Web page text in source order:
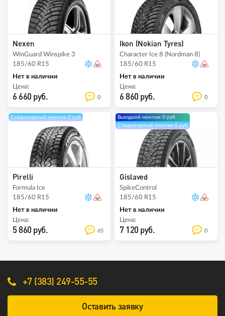
Nexen
WinGuard Winspike 3
185/60 R15
Нет в наличии
Цена:
6 660 руб. 0
Ikon (Nokian Tyres)
Character Ice 8 (Nordman 8)
185/60 R15
Нет в наличии
Цена:
6 860 руб. 0
Стационарный монтаж 0 руб
Pirelli
Formula Ice
185/60 R15
Нет в наличии
Цена:
5 860 руб. 65
Выездной монтаж 0 руб
Стационарный монтаж 0 руб
Gislaved
SpikeControl
185/60 R15
Нет в наличии
Цена:
7 120 руб. 0
+7 (383) 249-55-55
Оставить заявку